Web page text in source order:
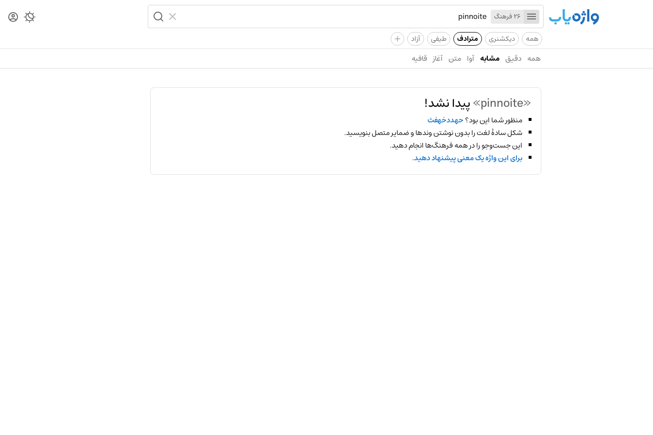
26 فرهنگ
همه دیکشنری مترادف طیفی آزاد +
همه دقیق مشابه آوا متن آغاز قافیه
«pinnoite» پیدا نشد!
منظور شما این بود؟حهددخهفث
شکل سادهٔ لغت را بدون نوشتن وندها و ضمایر متصل بنویسید.
این جست‌وجو را در همه فرهنگ‌ها انجام دهید.
برای این واژه یک معنی پیشنهاد دهید.